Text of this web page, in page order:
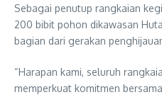
Sebagai penutup rangkaian
200 bibit pohon dikawasan
bagian dari gerakan
“Harapan kami, seluruh
memperkuat komitmen